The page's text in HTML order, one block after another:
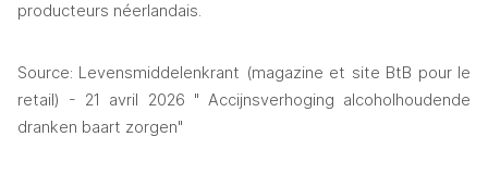
producteurs néerlandais.
Source: Levensmiddelenkrant (magazine et site BtB pour le
retail) - 21 avril 2026 " Accijnsverhoging alcoholhoudende
dranken baart zorgen"